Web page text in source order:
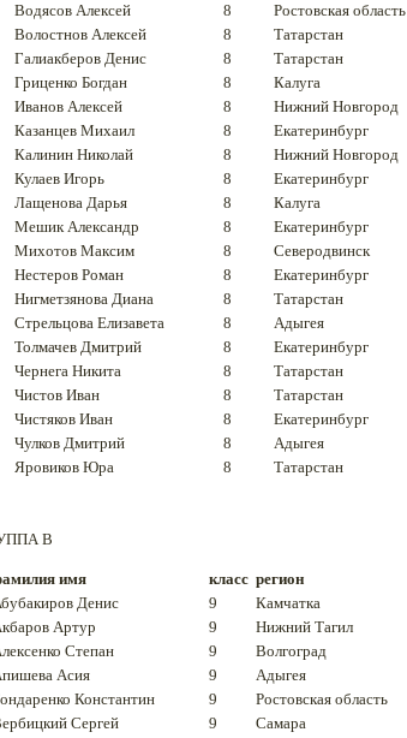
Водясов Алексей 8
Ростовская область
Волостнов Алексей 8
Татарстан
Галиакберов Денис 8
Татарстан
Гриценко Богдан 8
Калуга
Иванов Алексей 8
Нижний Новгород
Казанцев Михаил 8
Екатеринбург
Калинин Николай 8
Нижний Новгород
Кулаев Игорь 8
Екатеринбург
Лащенова Дарья 8
Калуга
Мешик Александр 8
Екатеринбург
Михотов Максим 8
Северодвинск
Нестеров Роман 8
Екатеринбург
Нигметзянова Диана 8
Татарстан
Стрельцова Елизавета 8
Адыгея
Толмачев Дмитрий 8
Екатеринбург
Чернега Никита 8
Татарстан
Чистов Иван 8
Татарстан
Чистяков Иван 8
Екатеринбург
Чулков Дмитрий 8
Адыгея
Яровиков Юра 8 Татарстан
B
имя класс регион
Денис 9
Камчатка
Артур 9
Нижний Тагил
Степан 9
Волгоград
Асия 9
Адыгея
Константин 9
Ростовская область
Сергей 9
Самара